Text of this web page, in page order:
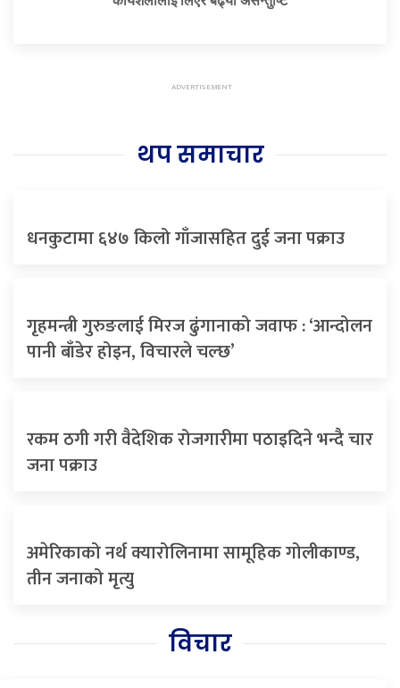
थप समाचार
धनकुटामा ६४७ किलो गाँजासहित दुई जना पक्राउ
गृहमन्त्री गुरुङलाई मिरज ढुंगानाको जवाफ : ‘आन्दोलन
पानी बाँडेर होइन, विचारले चल्छ’
रकम ठगी गरी वैदेशिक रोजगारीमा पठाइदिने भन्दै चार
जना पक्राउ
अमेरिकाको नर्थ क्यारोलिनामा सामूहिक गोलीकाण्ड,
तीन जनाको मृत्यु
विचार